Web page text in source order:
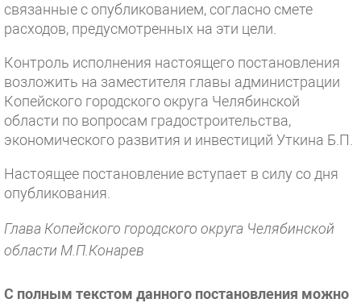
связанные с опубликованием, согласно смете
расходов, предусмотренных на эти цели.
Контроль исполнения настоящего постановления
возложить на заместителя главы администрации
Копейского городского округа Челябинской
области по вопросам градостроительства,
экономического развития и инвестиций Уткина Б.П.
Настоящее постановление вступает в силу со дня
опубликования.
Глава Копейского городского округа Челябинской
области М.П.Конарев
С полным текстом данного постановления можно